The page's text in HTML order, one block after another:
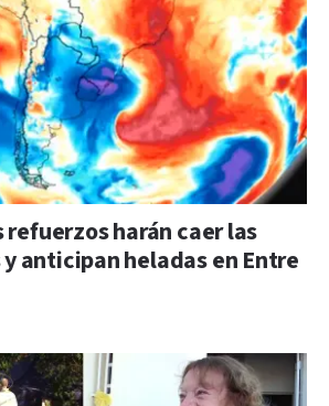
refuerzos harán caer las
anticipan heladas en Entre